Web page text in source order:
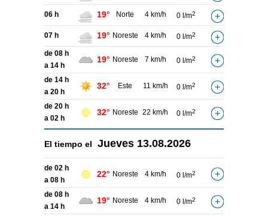
06 h 19° Norte 4 km/h 0 l/m2
07 h 19° Noreste 4 km/h 0 l/m2
de 08 h
a 14 h
19° Noreste 7 km/h 0 l/m2
de 14 h
a 20 h
32° Este 11 km/h 0 l/m2
de 20 h
a 02 h
32° Noreste 22 km/h 0 l/m2
El tiempo el Jueves 13.08.2026
de 02 h
a 08 h
22° Noreste 4 km/h 0 l/m2
de 08 h
a 14 h
19° Noreste 4 km/h 0 l/m2